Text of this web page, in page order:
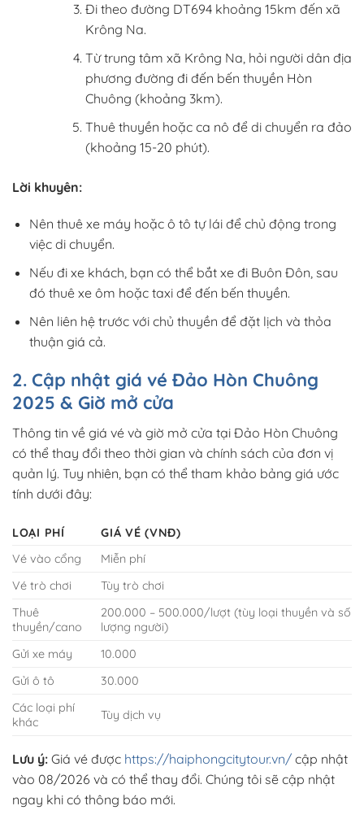
Đi theo đường DT694 khoảng 15km đến xã
Krông Na.
Từ trung tâm xã Krông Na, hỏi người dân địa
phương đường đi đến bến thuyền Hòn
Chuông (khoảng 3km).
Thuê thuyền hoặc ca nô để di chuyển ra đảo
(khoảng 15-20 phút).
Lời khuyên:
Nên thuê xe máy hoặc ô tô tự lái để chủ động trong
việc di chuyển.
Nếu đi xe khách, bạn có thể bắt xe đi Buôn Đôn, sau
đó thuê xe ôm hoặc taxi để đến bến thuyền.
Nên liên hệ trước với chủ thuyền để đặt lịch và thỏa
thuận giá cả.
2. Cập nhật giá vé Đảo Hòn Chuông
2025 & Giờ mở cửa
Thông tin về giá vé và giờ mở cửa tại Đảo Hòn Chuông
có thể thay đổi theo thời gian và chính sách của đơn vị
quản lý. Tuy nhiên, bạn có thể tham khảo bảng giá ước
tính dưới đây:
LOẠI PHÍ
GIÁ VÉ (VNĐ)
Vé vào cổng
Miễn phí
Vé trò chơi
Tùy trò chơi
Thuê
thuyền/cano
200.000 – 500.000/lượt (tùy loại thuyền và số
lượng người)
Gửi xe máy
10.000
Gửi ô tô
30.000
Các loại phí
khác
Tùy dịch vụ
Lưu ý: Giá vé được https://haiphongcitytour.vn/ cập nhật
vào 08/2026 và có thể thay đổi. Chúng tôi sẽ cập nhật
ngay khi có thông báo mới.